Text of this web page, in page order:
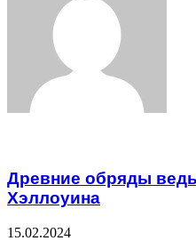
Древние обряды
Хэллоуина
15.02.2024